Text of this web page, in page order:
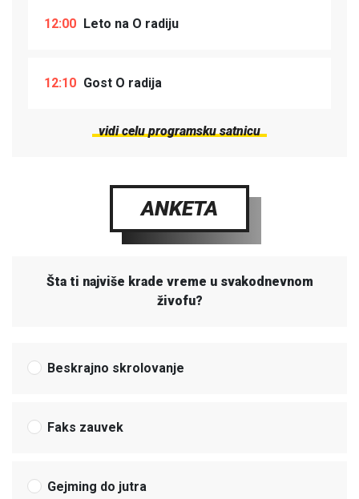
12:00 Leto na O radiju
12:10 Gost O radija
vidi celu programsku satnicu
ANKETA
Šta ti najviše krade vreme u svakodnevnom
živofu?
Beskrajno skrolovanje
Faks zauvek
Gejming do jutra